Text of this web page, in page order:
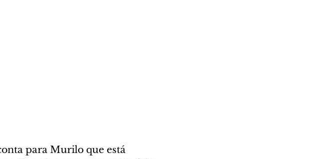
para Murilo que está